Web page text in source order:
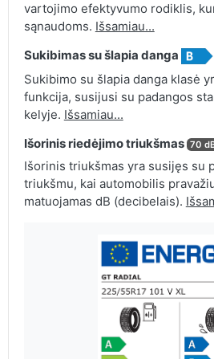
vartojimo efektyvumo rodiklis,
sąnaudoms. Išsamiau...
Sukibimas su šlapia danga
Sukibimo su šlapia danga klasė
funkcija, susijusi su padangos
kelyje. Išsamiau...
Išorinis riedėjimo triukšmas 70
Išorinis triukšmas yra susijęs su
triukšmu, kai automobilis
matuojamas dB (decibelais).